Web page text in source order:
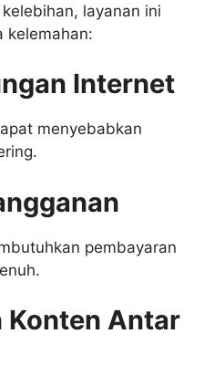
layanan ini
kelemahan:
Internet
menyebabkan
pembayaran
Konten Antar